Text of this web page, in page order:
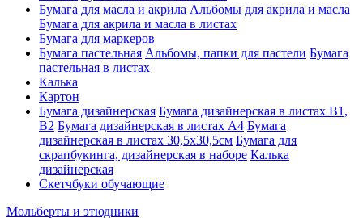
Бумага для масла и акрила Альбомы для акрила и масла
Бумага для акрила и масла в листах
Бумага для маркеров
Бумага пастельная Альбомы, папки для пастели Бумага
пастельная в листах
Калька
Картон
Бумага дизайнерская Бумага дизайнерская в листах В1,
В2 Бумага дизайнерская в листах А4 Бумага
дизайнерская в листах 30,5х30,5см Бумага для
скрапбукинга, дизайнерская в наборе Калька
дизайнерская
Скетчбуки обучающие
Мольберты и этюдники